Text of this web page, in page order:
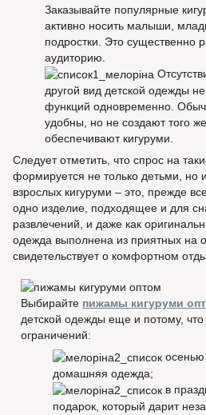
Заказывайте популярные
активно носить малыши,
подростки. Это существенно
аудиторию.
другой вид детской одежды
функций одновременно.
удобны, но не создают того
обеспечивают кигуруми.
Следует отметить, что спрос на
формируется не только детьми, но
взрослых кигуруми – это, прежде
одно изделие, подходящее и для
развлечений, и даже как
одежда выполнена из приятных на
свидетельствует о комфортном
Выбирайте пижамы кигуруми
детской одежды еще и потому,
ограничений:
осенью
домашняя одежда;
в
подарок, который дарит